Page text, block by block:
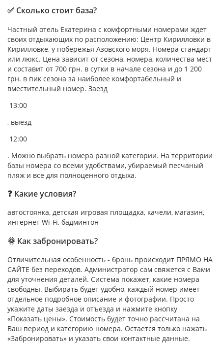
✅ Сколько стоит база?
Частный отель Екатерина с комфортными номерами ждет
своих отдыхающих по расположению: Центр Кирилловки в
Кирилловке, у побережья Азовского моря. Номера стандарт
или люкс. Цена зависит от сезона, номера, количества мест
и составит от 700 грн. в сутки в начале сезона и до 1 200
грн. в пик сезона за наиболее комфортабельный и
вместительный номер. Заезд
13:00
, выезд
12:00
. Можно выбрать номера разной категории. На территории
базы номера со всеми удобствами, убираемый песчаный
пляж и все для полноценного отдыха.
❓ Какие условия?
автостоянка, детская игровая площадка, качели, магазин,
интернет Wi-Fi, бадминтон
🌞 Как забронировать?
Отличительная особенность - бронь происходит ПРЯМО НА
САЙТЕ без переходов. Администратор сам свяжется с Вами
для уточнения деталей. Система покажет, какие номера
свободны. Выбирать будет удобно, каждый номер имеет
отдельное подробное описание и фотографии. Просто
укажите даты заезда и отъезда и нажмите кнопку
«Показать цены». Стоимость будет точно рассчитана на
Ваш период и категорию номера. Остается только нажать
«Забронировать» и указать свои контактные данные.